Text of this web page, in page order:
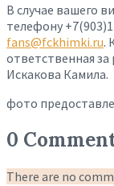
В случае вашего
телефону
fans@fckhimki.ru.
ответственная
Искакова Камила.
фото
0
There are no